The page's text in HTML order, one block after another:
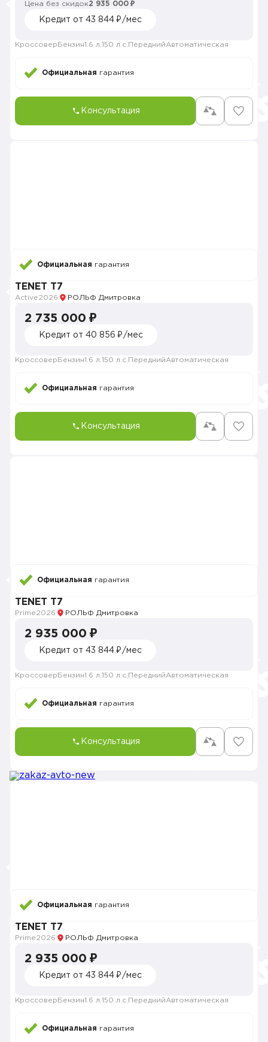
Цена без скидок2 935 000 ₽
Кредит от 43 844 ₽/мес
Кроссовер Бензин1.6 л. 150 л.с. ПереднийАвтоматическая
Официальная гарантия
Консультация
Официальная гарантия
TENET T7
Active2026 РОЛЬФ Дмитровка
2 735 000 ₽
Кредит от 40 856 ₽/мес
Кроссовер Бензин1.6 л. 150 л.с. ПереднийАвтоматическая
Официальная гарантия
Консультация
Официальная гарантия
TENET T7
Prime2026 РОЛЬФ Дмитровка
2 935 000 ₽
Кредит от 43 844 ₽/мес
Кроссовер Бензин1.6 л. 150 л.с. ПереднийАвтоматическая
Официальная гарантия
Консультация
Официальная гарантия
TENET T7
Prime2026 РОЛЬФ Дмитровка
2 935 000 ₽
Кредит от 43 844 ₽/мес
Кроссовер Бензин1.6 л. 150 л.с. ПереднийАвтоматическая
Официальная гарантия